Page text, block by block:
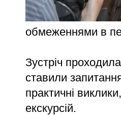
обмеженнями в
Зустріч
ставили
практичні
екскурсій.